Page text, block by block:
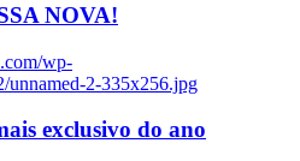
NOVA!
wp-
unnamed-2-335x256.jpg
exclusivo do ano